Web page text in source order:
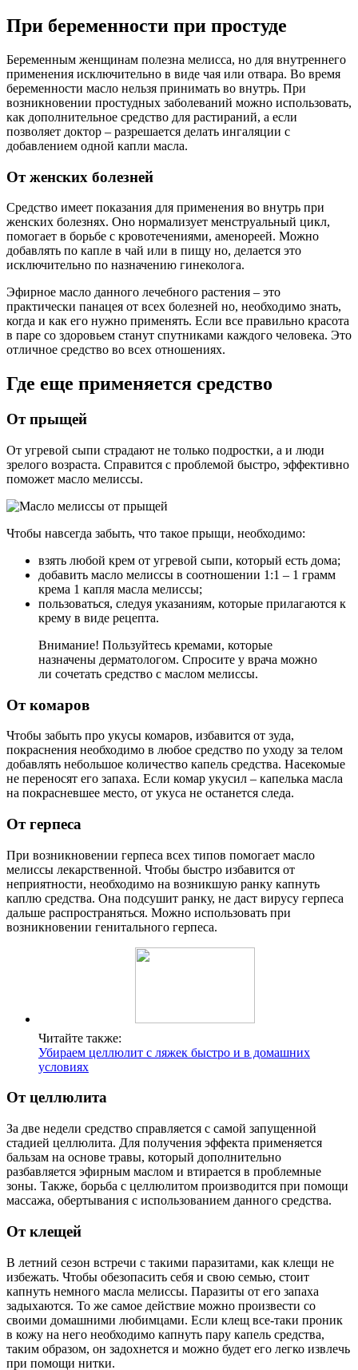
При беременности при простуде
Беременным женщинам полезна мелисса, но для внутреннего
применения исключительно в виде чая или отвара. Во время
беременности масло нельзя принимать во внутрь. При
возникновении простудных заболеваний можно использовать,
как дополнительное средство для растираний, а если
позволяет доктор – разрешается делать ингаляции с
добавлением одной капли масла.
От женских болезней
Средство имеет показания для применения во внутрь при
женских болезнях. Оно нормализует менструальный цикл,
помогает в борьбе с кровотечениями, аменореей. Можно
добавлять по капле в чай или в пищу но, делается это
исключительно по назначению гинеколога.
Эфирное масло данного лечебного растения – это
практически панацея от всех болезней но, необходимо знать,
когда и как его нужно применять. Если все правильно красота
в паре со здоровьем станут спутниками каждого человека. Это
отличное средство во всех отношениях.
Где еще применяется средство
От прыщей
От угревой сыпи страдают не только подростки, а и люди
зрелого возраста. Справится с проблемой быстро, эффективно
поможет масло мелиссы.
Чтобы навсегда забыть, что такое прыщи, необходимо:
взять любой крем от угревой сыпи, который есть дома;
добавить масло мелиссы в соотношении 1:1 – 1 грамм
крема 1 капля масла мелиссы;
пользоваться, следуя указаниям, которые прилагаются к
крему в виде рецепта.
Внимание! Пользуйтесь кремами, которые
назначены дерматологом. Спросите у врача можно
ли сочетать средство с маслом мелиссы.
От комаров
Чтобы забыть про укусы комаров, избавится от зуда,
покраснения необходимо в любое средство по уходу за телом
добавлять небольшое количество капель средства. Насекомые
не переносят его запаха. Если комар укусил – капелька масла
на покрасневшее место, от укуса не останется следа.
От герпеса
При возникновении герпеса всех типов помогает масло
мелиссы лекарственной. Чтобы быстро избавится от
неприятности, необходимо на возникшую ранку капнуть
каплю средства. Она подсушит ранку, не даст вирусу герпеса
дальше распространяться. Можно использовать при
возникновении генитального герпеса.
Читайте также:
Убираем целлюлит с ляжек быстро и в домашних
условиях
От целлюлита
За две недели средство справляется с самой запущенной
стадией целлюлита. Для получения эффекта применяется
бальзам на основе травы, который дополнительно
разбавляется эфирным маслом и втирается в проблемные
зоны. Также, борьба с целлюлитом производится при помощи
массажа, обертывания с использованием данного средства.
От клещей
В летний сезон встречи с такими паразитами, как клещи не
избежать. Чтобы обезопасить себя и свою семью, стоит
капнуть немного масла мелиссы. Паразиты от его запаха
задыхаются. То же самое действие можно произвести со
своими домашними любимцами. Если клещ все-таки проник
в кожу на него необходимо капнуть пару капель средства,
таким образом, он задохнется и можно будет его легко извлечь
при помощи нитки.